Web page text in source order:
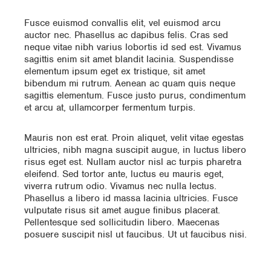
Fusce euismod convallis elit, vel euismod arcu
auctor nec. Phasellus ac dapibus felis. Cras sed
neque vitae nibh varius lobortis id sed est. Vivamus
sagittis enim sit amet blandit lacinia. Suspendisse
elementum ipsum eget ex tristique, sit amet
bibendum mi rutrum. Aenean ac quam quis neque
sagittis elementum. Fusce justo purus, condimentum
et arcu at, ullamcorper fermentum turpis.
Mauris non est erat. Proin aliquet, velit vitae egestas
ultricies, nibh magna suscipit augue, in luctus libero
risus eget est. Nullam auctor nisl ac turpis pharetra
eleifend. Sed tortor ante, luctus eu mauris eget,
viverra rutrum odio. Vivamus nec nulla lectus.
Phasellus a libero id massa lacinia ultricies. Fusce
vulputate risus sit amet augue finibus placerat.
Pellentesque sed sollicitudin libero. Maecenas
posuere suscipit nisl ut faucibus. Ut ut faucibus nisi.